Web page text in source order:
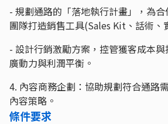
- 規劃通路的「落地執行計畫」，為
團隊打造銷售工具(Sales Kit、話術、
- 設計行銷激勵方案，控管獲客成本
廣動力與利潤平衡。
4. 內容商務企劃：協助規劃符合通路
內容策略。
條件要求